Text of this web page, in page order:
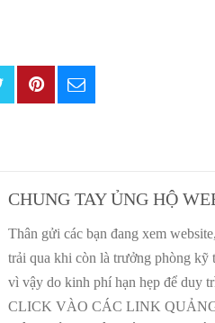
CHUNG TAY ỦNG HỘ
Thân gửi các bạn đang xem
trải qua khi còn là trưởng phòng kỹ
vì vậy do kinh phí hạn hẹp để duy
CLICK VÀO CÁC LINK